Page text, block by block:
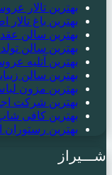
بهترین تالار
بهترین باغ تالار
بهترین سالن
بهترین سالن
بهترین آتلیه
بهترین سالن
بهترین مزون
بهترین شرکت
بهترین کافی
بهترین رستوران
شـــیراز